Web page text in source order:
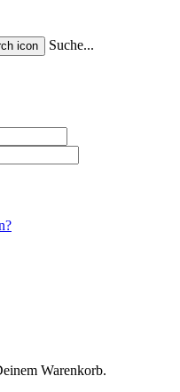
Suche...
Warenkorb.